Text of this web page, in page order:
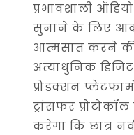
प्रभावशाली
सुनाने के लिए
आत्मसात करने की
अत्याधुनिक
प्रोडक्शन
ट्रांसफर
करेगा कि छात्र